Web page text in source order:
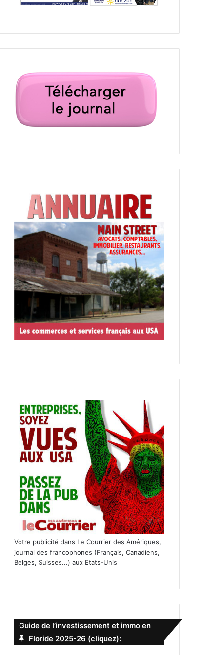
Votre publicité dans Le Courrier des Amériques,
journal des francophones (Français, Canadiens,
Belges, Suisses...) aux Etats-Unis
Guide de l’investissement et immo en
Floride 2025-26 (cliquez):